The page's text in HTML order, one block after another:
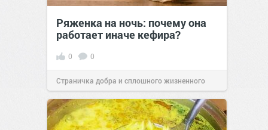
Ряженка на ночь: почему она
работает иначе кефира?
0 0
Страничка добра и сплошного жизненного
позитива!00:28Вчера